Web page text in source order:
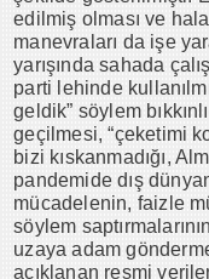
edilmiş olması ve
manevraları da işe
yarışında sahada
parti lehinde
geldik” söylem
geçilmesi, “çeketimi
bizi kıskanmadığı,
pandemide dış
mücadelenin, faizle
söylem
uzaya adam
açıklanan resmi